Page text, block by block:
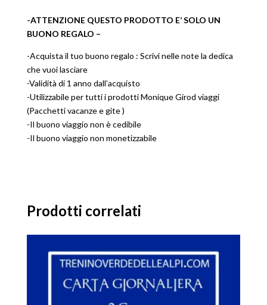
-ATTENZIONE QUESTO PRODOTTO E’ SOLO UN
BUONO REGALO –
-Acquista il tuo buono regalo : Scrivi nelle note la dedica
che vuoi lasciare
-Validità di 1 anno dall’acquisto
-Utilizzabile per tutti i prodotti Monique Girod viaggi
(Pacchetti vacanze e gite )
-Il buono viaggio non è cedibile
-Il buono viaggio non monetizzabile
Prodotti correlati